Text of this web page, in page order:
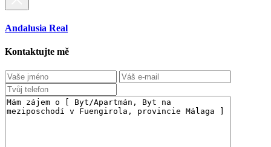
Andalusia Real
Kontaktujte mě